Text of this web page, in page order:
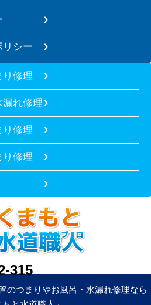
リシー
り修理
れ修理
り修理
修理
315
のつまりやお風呂・水漏れ修理なら